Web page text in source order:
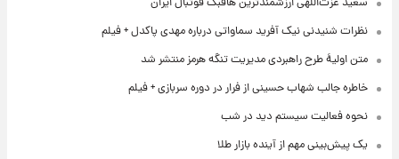
نظرات شنیدنی نیک آفرید سماواتی درباره مهدی پاکدل + فیلم
متن اولیۀ طرح راهبردی مدیریت تنگه هرمز منتشر شد
خاطره جالب شهاب حسینی از فرار در دوره سربازی + فیلم
نحوه فعالیت سیستم دید در شب
یک پیش‌بینی مهم از آینده بازار طلا